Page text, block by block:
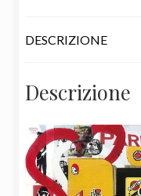
DESCRIZIONE
Descrizione